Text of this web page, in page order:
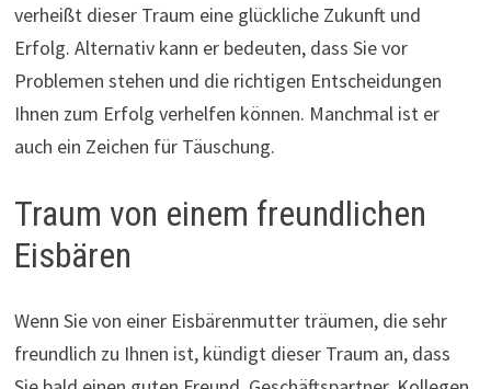
verheißt dieser Traum eine glückliche Zukunft und
Erfolg. Alternativ kann er bedeuten, dass Sie vor
Problemen stehen und die richtigen Entscheidungen
Ihnen zum Erfolg verhelfen können. Manchmal ist er
auch ein Zeichen für Täuschung.
Traum von einem freundlichen
Eisbären
Wenn Sie von einer Eisbärenmutter träumen, die sehr
freundlich zu Ihnen ist, kündigt dieser Traum an, dass